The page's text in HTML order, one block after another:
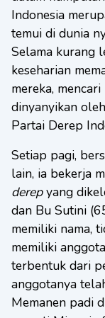
Indonesia
temui di dunia
Selama kurang
keseharian
mereka,
dinyanyikan
Partai Derep
Setiap pagi,
lain, ia bekerja
derepyang
dan Bu Sutini
memiliki nama,
memiliki
terbentuk dari
anggotanya
Memanen padi